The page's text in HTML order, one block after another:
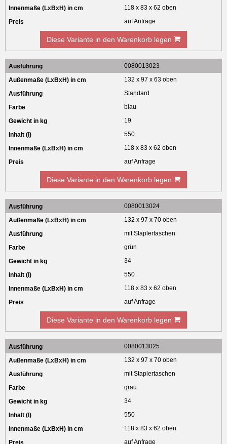
118 x 83 x 62 oben
auf Anfrage
Diese Variante in den Warenkorb legen
0080013023
132 x 97 x 63 oben
Standard
blau
19
550
118 x 83 x 62 oben
auf Anfrage
Diese Variante in den Warenkorb legen
0080013024
132 x 97 x 70 oben
mit Staplertaschen
grün
34
550
118 x 83 x 62 oben
auf Anfrage
Diese Variante in den Warenkorb legen
0080013025
132 x 97 x 70 oben
mit Staplertaschen
grau
34
550
118 x 83 x 62 oben
auf Anfrage